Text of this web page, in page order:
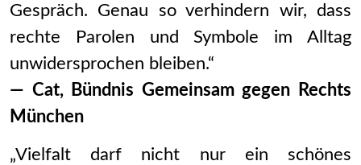
Gespräch. Genau so verhindern wir, dass
rechte Parolen und Symbole im Alltag
unwidersprochen bleiben.“
— Cat, Bündnis Gemeinsam gegen Rechts
München
„Vielfalt darf nicht nur ein schönes